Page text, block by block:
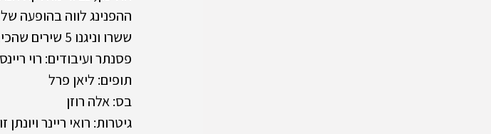
ההפנינג לווה בהופעה
ששרו וניגנו 5 שירים שהכינו במהלך השבועיים האחרונים של סוף החופש:
פסנתר ועיבודים: רוי ריינס
תופים: ליאן פרל
בס: אלה רוזן
גיטרות: רואי ריינר ויונתן